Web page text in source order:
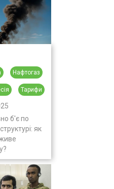
Нафтогаз
Тарифи
б'є по
як